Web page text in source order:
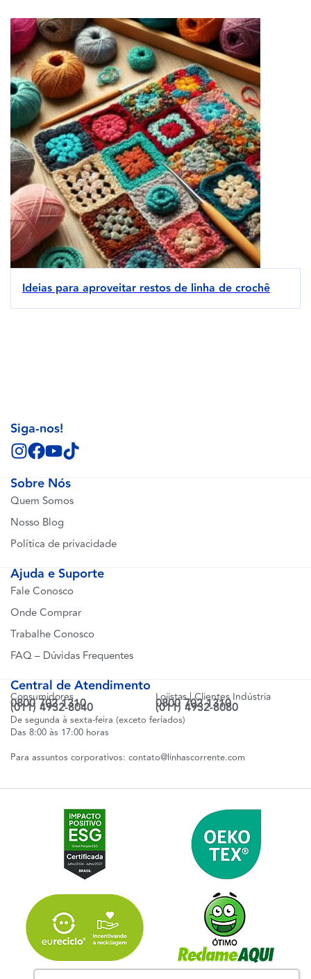
Ideias para aproveitar restos de linha de crochê
Sobre Nós
Quem Somos
Nosso Blog
Política de privacidade
Ajuda e Suporte
Fale Conosco
Onde Comprar
Trabalhe Conosco
FAQ – Dúvidas Frequentes
Central de Atendimento
Consumidores
0800 702 1310
(011) 4932-8040
Lojistas | Clientes Indústria
0800 702 1310
(011) 4932-8080
De segunda à sexta-feira (exceto feriados)
Das 8:00 às 17:00 horas
Para assuntos corporativos: contato@linhascorrente.com
Siga-nos!